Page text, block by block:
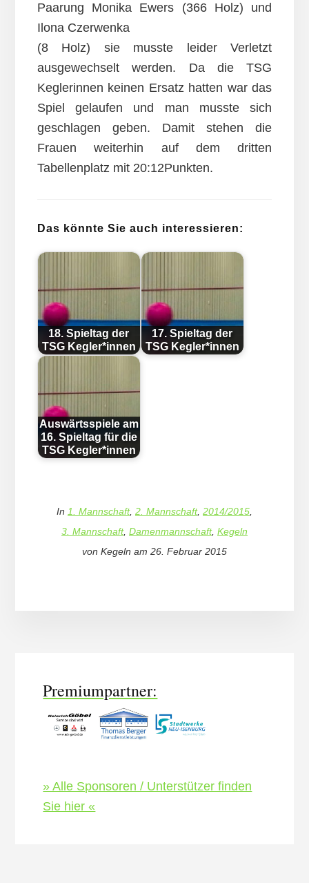
Paarung Monika Ewers (366 Holz) und
Ilona Czerwenka
(8 Holz) sie musste leider Verletzt
ausgewechselt werden. Da die TSG
Keglerinnen keinen Ersatz hatten war das
Spiel gelaufen und man musste sich
geschlagen geben. Damit stehen die
Frauen weiterhin auf dem dritten
Tabellenplatz mit 20:12Punkten.
Das könnte Sie auch interessieren:
18. Spieltag der
TSG Kegler*innen
17. Spieltag der
TSG Kegler*innen
Auswärtsspiele am
16. Spieltag für die
TSG Kegler*innen
In 1. Mannschaft, 2. Mannschaft, 2014/2015
3. Mannschaft, Damenmannschaft, Kegeln
von Kegeln am 26. Februar 2015
Premiumpartner:
» Alle Sponsoren / Unterstützer finden
Sie hier «